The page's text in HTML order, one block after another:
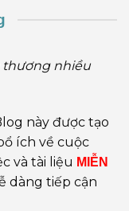
thương nhiều
này được tạo
ích về cuộc
và tài liệu MIỄN
dàng tiếp cận